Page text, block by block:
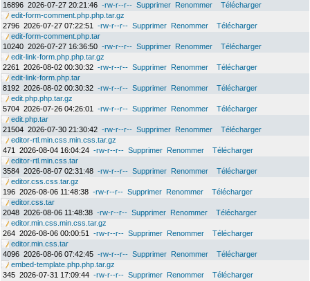
16896 2026-07-27 20:21:46 -rw-r--r-- Supprimer Renommer
Télécharger
edit-form-comment.php.php.tar.gz
2796 2026-07-27 07:22:51 -rw-r--r-- Supprimer Renommer
Télécharger
edit-form-comment.php.tar
10240 2026-07-27 16:36:50 -rw-r--r-- Supprimer Renommer
Télécharger
edit-link-form.php.php.tar.gz
2261
2026-08-02 00:30:32 -rw-r--r-- Supprimer Renommer
Télécharger
edit-link-form.php.tar
8192 2026-08-02 00:30:32 -rw-r--r-- Supprimer Renommer
Télécharger
edit.php.php.tar.gz
5704 2026-07-26 04:26:01 -rw-r--r-- Supprimer Renommer
Télécharger
edit.php.tar
21504 2026-07-30 21:30:42 -rw-r--r-- Supprimer Renommer
Télécharger
editor-rtl.min.css.min.css.tar.gz
471
2026-08-04 16:04:24 -rw-r--r-- Supprimer Renommer
Télécharger
editor-rtl.min.css.tar
3584 2026-08-07 02:31:48 -rw-r--r-- Supprimer Renommer
Télécharger
editor.css.css.tar.gz
196 2026-08-06 11:48:38 -rw-r--r-- Supprimer Renommer
Télécharger
editor.css.tar
2048 2026-08-06 11:48:38 -rw-r--r-- Supprimer Renommer
Télécharger
editor.min.css.min.css.tar.gz
264 2026-08-06 00:00:51 -rw-r--r-- Supprimer Renommer
Télécharger
editor.min.css.tar
4096 2026-08-06 07:42:45 -rw-r--r-- Supprimer Renommer
Télécharger
embed-template.php.php.tar.gz
345 2026-07-31 17:09:44 -rw-r--r-- Supprimer Renommer
Télécharger